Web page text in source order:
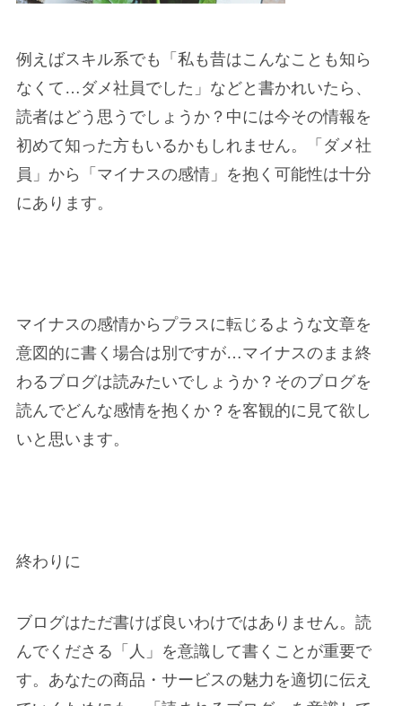
例えばスキル系でも「私も昔はこんなことも知ら
なくて…ダメ社員でした」などと書かれいたら、
読者はどう思うでしょうか？中には今その情報を
初めて知った方もいるかもしれません。「ダメ社
員」から「マイナスの感情」を抱く可能性は十分
にあります。
マイナスの感情からプラスに転じるような文章を
意図的に書く場合は別ですが…マイナスのまま終
わるブログは読みたいでしょうか？そのブログを
読んでどんな感情を抱くか？を客観的に見て欲し
いと思います。
終わりに
ブログはただ書けば良いわけではありません。 読
んでくださる「人」を意識して書く ことが重要で
す。あなたの商品・サービスの魅力を適切に伝え